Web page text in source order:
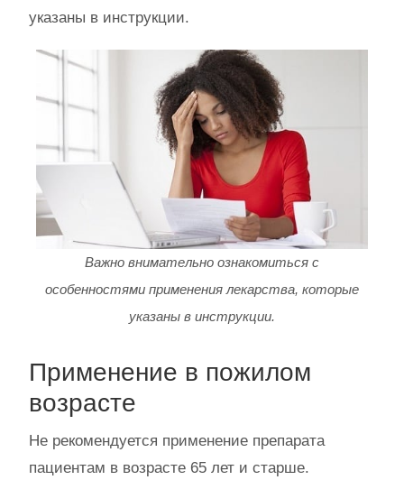
указаны в инструкции.
Важно внимательно ознакомиться с
особенностями применения лекарства, которые
указаны в инструкции.
Применение в пожилом
возрасте
Не рекомендуется применение препарата
пациентам в возрасте 65 лет и старше.